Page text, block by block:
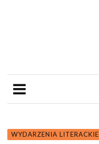
WYDARZENIA LITERACKIE